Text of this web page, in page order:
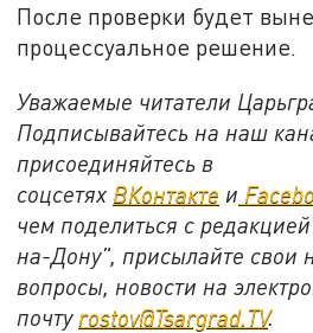
После проверки будет
процессуальное решение.
Уважаемые читатели
Подписывайтесь на наш
присоединяйтесь в
соцсетях ВКонтакте и
чем поделиться с
на-Дону", присылайте свои
вопросы, новости на
почту rostov@Tsargrad.ТV.